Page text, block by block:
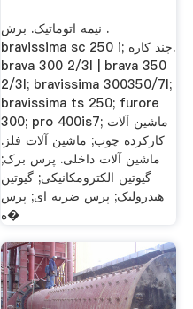
نیمه اتوماتیک. برش .
bravissima sc 250 i; چند کاره.
brava 300 2/3l | brava 350
2/3l; bravissima 300350/7l;
bravissima ts 250; furore
300; pro 400is7; ماشین آلات
کارکرده چوب; ماشین آلات فلز.
ماشین آلات داخلی. پرس برک;
گیوتین الکترومکانیکی; گیوتین
هیدرولیک; پرس ضربه ای; پرس
ه�